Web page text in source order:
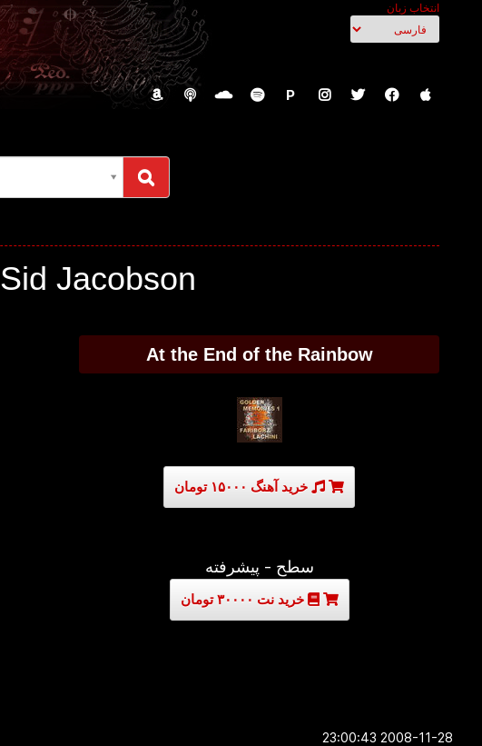
انتخاب زبان
P
Sid Jacobson - متن آهنگها، نت موسیقی و ترانه
At the End of the Rainbow
خرید آهنگ ۱۵۰۰۰ تومان
سطح - پیشرفته
خرید نت ۳۰۰۰۰ تومان
2008-11-28 23:00:43